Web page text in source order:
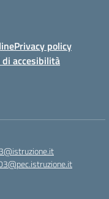
Privacy policy
accesibilità